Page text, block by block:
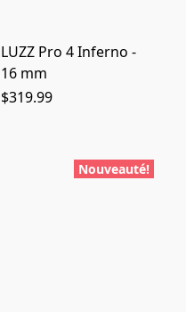
LUZZ Pro 4 Inferno -
16 mm
$319.99
Nouveauté!